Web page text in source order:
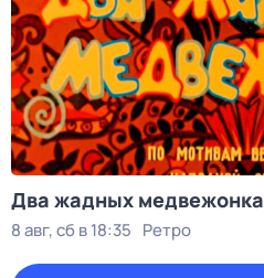
Два жадных медвежонка
8 авг, сб в 18:35 Ретро